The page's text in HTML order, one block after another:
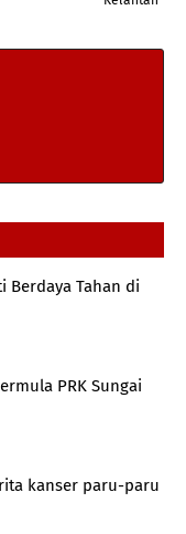
Berdaya Tahan di
PRK Sungai
kanser paru-paru